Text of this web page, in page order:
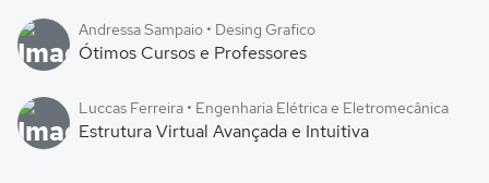
Andressa Sampaio • Desing Grafico
Ótimos Cursos e Professores
Luccas Ferreira • Engenharia Elétrica e Eletromecânica
Estrutura Virtual Avançada e Intuitiva